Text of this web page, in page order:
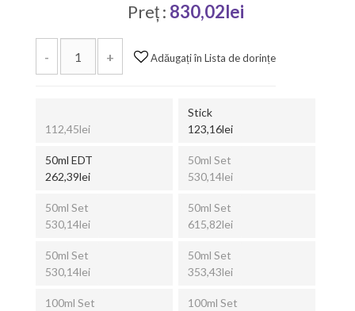
Preț : 830,02lei
- + Adăugați în Lista de dorințe
112,45lei
Stick
123,16lei
50ml EDT
262,39lei
50ml Set
530,14lei
50ml Set
530,14lei
50ml Set
615,82lei
50ml Set
530,14lei
50ml Set
353,43lei
100ml Set
100ml Set